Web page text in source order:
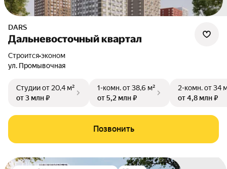
DARS
Дальневосточный квартал
Строится•эконом
ул. Промывочная
Студииот 20,4 м²
от 3 млн ₽
1-комн.от 38,6 м²
от 5,2 млн ₽
2-комн.от 34
от 4,8 млн ₽
Позвонить